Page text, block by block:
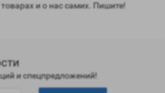
и о нас самих. Пишите!
и спецпредложений!